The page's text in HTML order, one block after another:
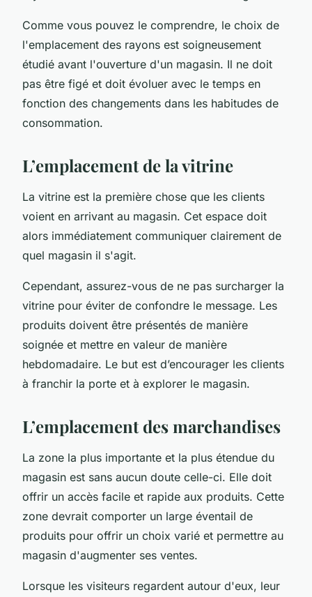
Comme vous pouvez le comprendre, le choix de
l'emplacement des rayons est soigneusement
étudié avant l'ouverture d'un magasin. Il ne doit
pas être figé et doit évoluer avec le temps en
fonction des changements dans les habitudes de
consommation.
L’emplacement de la vitrine
La vitrine est la première chose que les clients
voient en arrivant au magasin. Cet espace doit
alors immédiatement communiquer clairement de
quel magasin il s'agit.
Cependant, assurez-vous de ne pas surcharger la
vitrine pour éviter de confondre le message. Les
produits doivent être présentés de manière
soignée et mettre en valeur de manière
hebdomadaire. Le but est d’encourager les clients
à franchir la porte et à explorer le magasin.
L’emplacement des marchandises
La zone la plus importante et la plus étendue du
magasin est sans aucun doute celle-ci. Elle doit
offrir un accès facile et rapide aux produits. Cette
zone devrait comporter un large éventail de
produits pour offrir un choix varié et permettre au
magasin d'augmenter ses ventes.
Lorsque les visiteurs regardent autour d'eux, leur